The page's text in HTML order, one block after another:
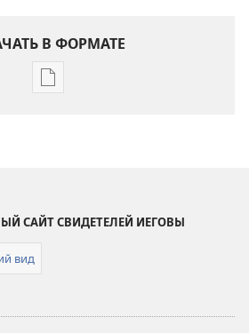
В ФОРМАТЕ
Варианты
САЙТ СВИДЕТЕЛЕЙ ИЕГОВЫ
вид